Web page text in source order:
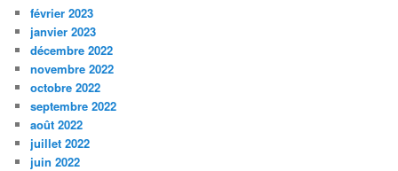
février 2023
janvier 2023
décembre 2022
novembre 2022
octobre 2022
septembre 2022
août 2022
juillet 2022
juin 2022